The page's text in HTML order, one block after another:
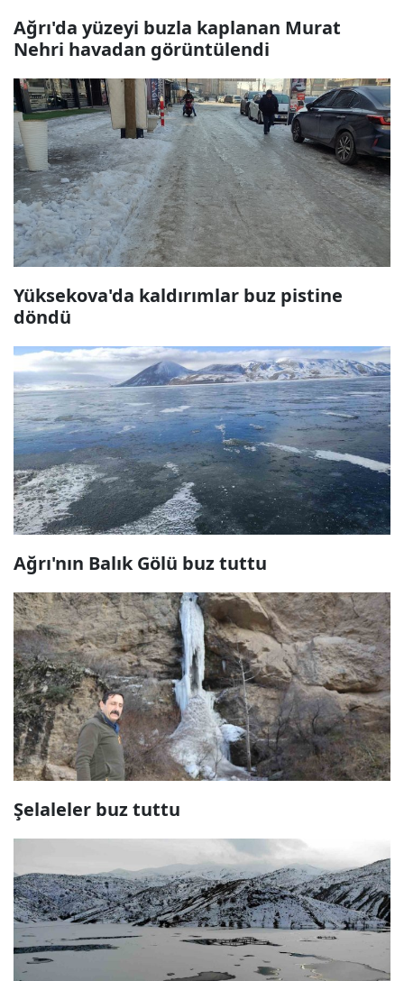
Ağrı'da yüzeyi buzla kaplanan Murat
Nehri havadan görüntülendi
Yüksekova'da kaldırımlar buz pistine
döndü
Ağrı'nın Balık Gölü buz tuttu
Şelaleler buz tuttu